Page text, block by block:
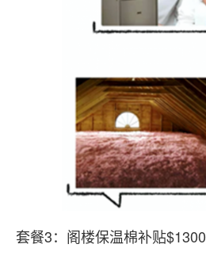
套餐3：阁楼保温棉补贴$1300